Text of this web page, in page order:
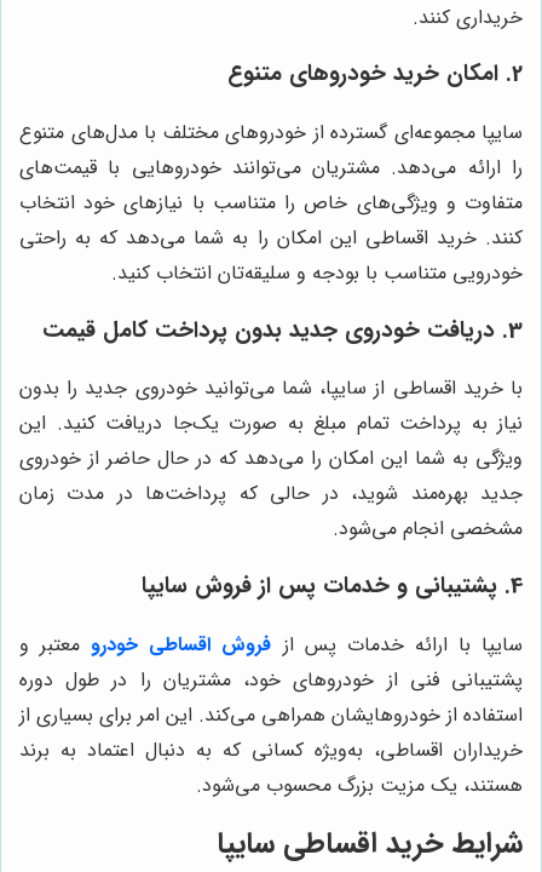
خریداری کنند.
2. امکان خرید خودروهای متنوع
سایپا مجموعه‌ای گسترده از خودروهای مختلف با مدل‌های متنوع
را ارائه می‌دهد. مشتریان می‌توانند خودروهایی با قیمت‌های
متفاوت و ویژگی‌های خاص را متناسب با نیازهای خود انتخاب
کنند. خرید اقساطی این امکان را به شما می‌دهد که به راحتی
خودرویی متناسب با بودجه و سلیقه‌تان انتخاب کنید.
3. دریافت خودروی جدید بدون پرداخت کامل قیمت
با خرید اقساطی از سایپا، شما می‌توانید خودروی جدید را بدون
نیاز به پرداخت تمام مبلغ به صورت یک‌جا دریافت کنید. این
ویژگی به شما این امکان را می‌دهد که در حال حاضر از خودروی
جدید بهره‌مند شوید، در حالی که پرداخت‌ها در مدت زمان
مشخصی انجام می‌شود.
4. پشتیبانی و خدمات پس از فروش سایپا
سایپا با ارائه خدمات پس از فروش اقساطی خودرو معتبر و
پشتیبانی فنی از خودروهای خود، مشتریان را در طول دوره
استفاده از خودروهایشان همراهی می‌کند. این امر برای بسیاری از
خریداران اقساطی، به‌ویژه کسانی که به دنبال اعتماد به برند
هستند، یک مزیت بزرگ محسوب می‌شود.
شرایط خرید اقساطی سایپا